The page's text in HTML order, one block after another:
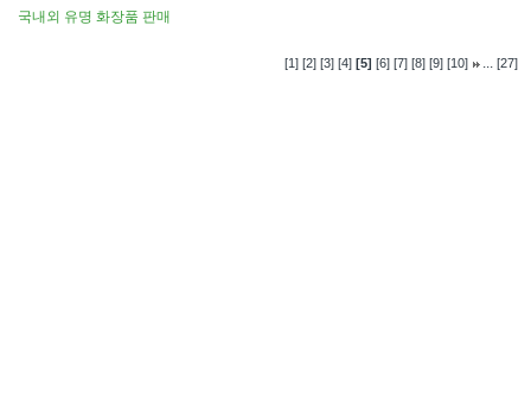
국내외 유명 화장품 판매
[1] [2] [3] [4] [5] [6] [7] [8] [9] [10] ...[27]